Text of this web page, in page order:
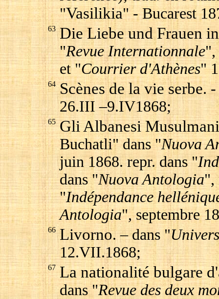
"Vasilikia" - Bucarest
63 Die Liebe und Frauen
"Revue Internationnale",
et "Courrier d'Athènes"
64 Scènes de la vie serbe. -
26.III –9.IV1868;
65 Gli Albanesi Musulmani
Buchatli" dans "Nuova
juin 1868. repr. dans "
dans "Nuova Antologia",
"Indépendance
Antologia", septembre
66 Livorno. – dans "
12.VII.1868;
67 La nationalité bulgare
dans "Revue des deux